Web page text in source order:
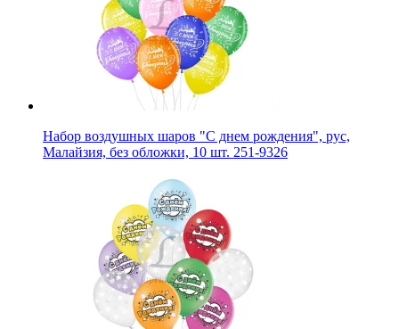
Набор воздушных шаров "С днем рождения", рус,
Малайзия, без обложки, 10 шт. 251-9326